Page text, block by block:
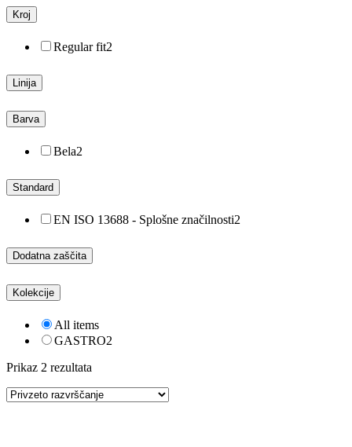
Kroj
Regular fit2
Linija
Barva
Bela2
Standard
EN ISO 13688 - Splošne značilnosti2
Dodatna zaščita
Kolekcije
All items
GASTRO2
Prikaz 2 rezultata